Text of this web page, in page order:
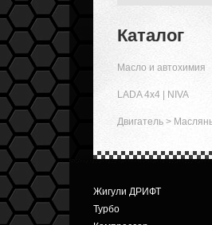
Каталог
Масло и автохимия
LADA 4x4 | NIVA
Двигатель >
Жигули ДРИФТ
Турбо